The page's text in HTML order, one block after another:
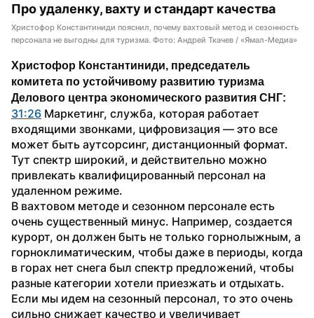
Про удаленку, вахту и стандарт качества
Христофор Константиниди пояснил, почему вахтовый метод и сезонность
персонала не выгодны для туризма. Фото: Андрей Ткачев / «Ямал-Медиа»
Христофор Константиниди, председатель
комитета по устойчивому развитию туризма
Делового центра экономического развития СНГ:
31:26 Маркетинг, служба, которая работает
входящими звонками, цифровизация — это все
может быть аутсорсинг, дистанционный формат.
Тут спектр широкий, и действительно можно
привлекать квалифицированный персонал на
удаленном режиме.
В вахтовом методе и сезонном персонале есть
очень существенный минус. Например, создается
курорт, он должен быть не только горнолыжным, а
горноклиматическим, чтобы даже в периоды, когда
в горах нет снега был спектр предложений, чтобы
разные категории хотели приезжать и отдыхать.
Если мы идем на сезонный персонал, то это очень
сильно снижает качество и увеличивает